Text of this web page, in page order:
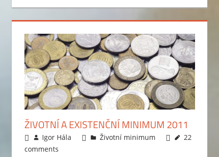
ŽIVOTNÍ A EXISTENČNÍ MINIMUM 2011
15.3.2011
Igor Hála Životní minimum
22
comments